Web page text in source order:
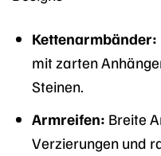
Kettenarmbänder:
mit zarten
Steinen.
Armreifen: Breite
Verzierungen und